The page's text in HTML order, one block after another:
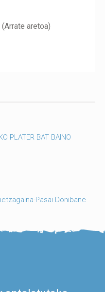
aretoa)
PLATER BAT BAINO
Pasai Donibane